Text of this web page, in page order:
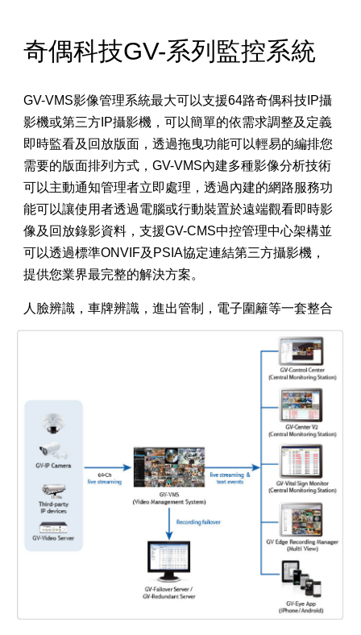
奇偶科技GV-系列監控系統
GV-VMS影像管理系統最大可以支援64路奇偶科技IP攝
影機或第三方IP攝影機，可以簡單的依需求調整及定義
即時監看及回放版面，透過拖曳功能可以輕易的編排您
需要的版面排列方式，GV-VMS內建多種影像分析技術
可以主動通知管理者立即處理，透過內建的網路服務功
能可以讓使用者透過電腦或行動裝置於遠端觀看即時影
像及回放錄影資料，支援GV-CMS中控管理中心架構並
可以透過標準ONVIF及PSIA協定連結第三方攝影機，
提供您業界最完整的解決方案。
人臉辨識，車牌辨識，進出管制，電子圍籬等一套整合